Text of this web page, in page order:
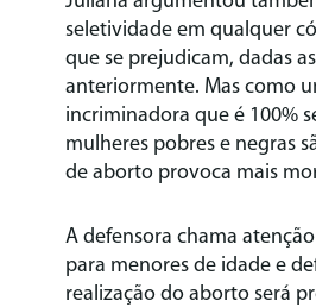
seletividade em qualquer
que se prejudicam, dadas
anteriormente. Mas como
incriminadora que é 100%
mulheres pobres e negras
de aborto provoca mais
A defensora chama
para menores de idade e
realização do aborto será